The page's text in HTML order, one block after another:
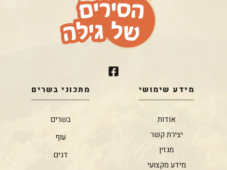
מידע שימושי
אודות
יצירת קשר
מגזין
מידע מקצועי
מתכוני בשרים
בשרים
עוף
דגים